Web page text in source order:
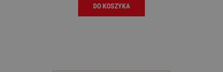
DO KOSZYKA